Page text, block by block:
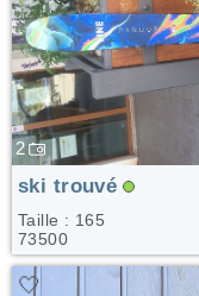
2
ski trouvé
Taille : 165
73500
🤍